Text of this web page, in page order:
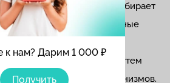
к нам? Дарим 1 000 ₽
Получить
бактерий. Врач подбирает
а также вагинальные
составом.
микрофлоры путем
полезных микроорганизмов.